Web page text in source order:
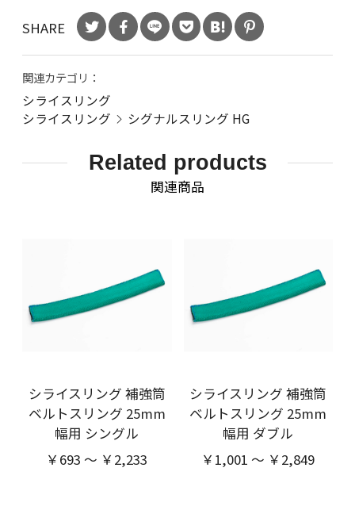
SHARE
関連カテゴリ：
シライスリング
シライスリング
シグナルスリング HG
Related products
関連商品
シライスリング 補強筒
ベルトスリング 25mm
幅用 シングル
￥693 ～ ￥2,233
シライスリング 補強筒
ベルトスリング 25mm
幅用 ダブル
￥1,001 ～ ￥2,849